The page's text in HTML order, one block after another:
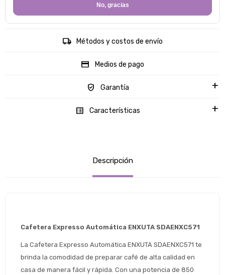
No, gracias
Métodos y costos de envío
Medios de pago
Garantía
Características
Descripción
Cafetera Expresso Automática ENXUTA SDAENXC571
La Cafetera Expresso Automática ENXUTA SDAENXC571 te
brinda la comodidad de preparar café de alta calidad en
casa de manera fácil y rápida. Con una potencia de 850